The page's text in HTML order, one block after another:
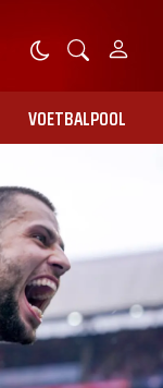
VOETBALPOOL